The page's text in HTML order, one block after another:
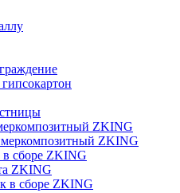
ZKING
ZKING
в сборе ZKING
ZKING
в сборе ZKING